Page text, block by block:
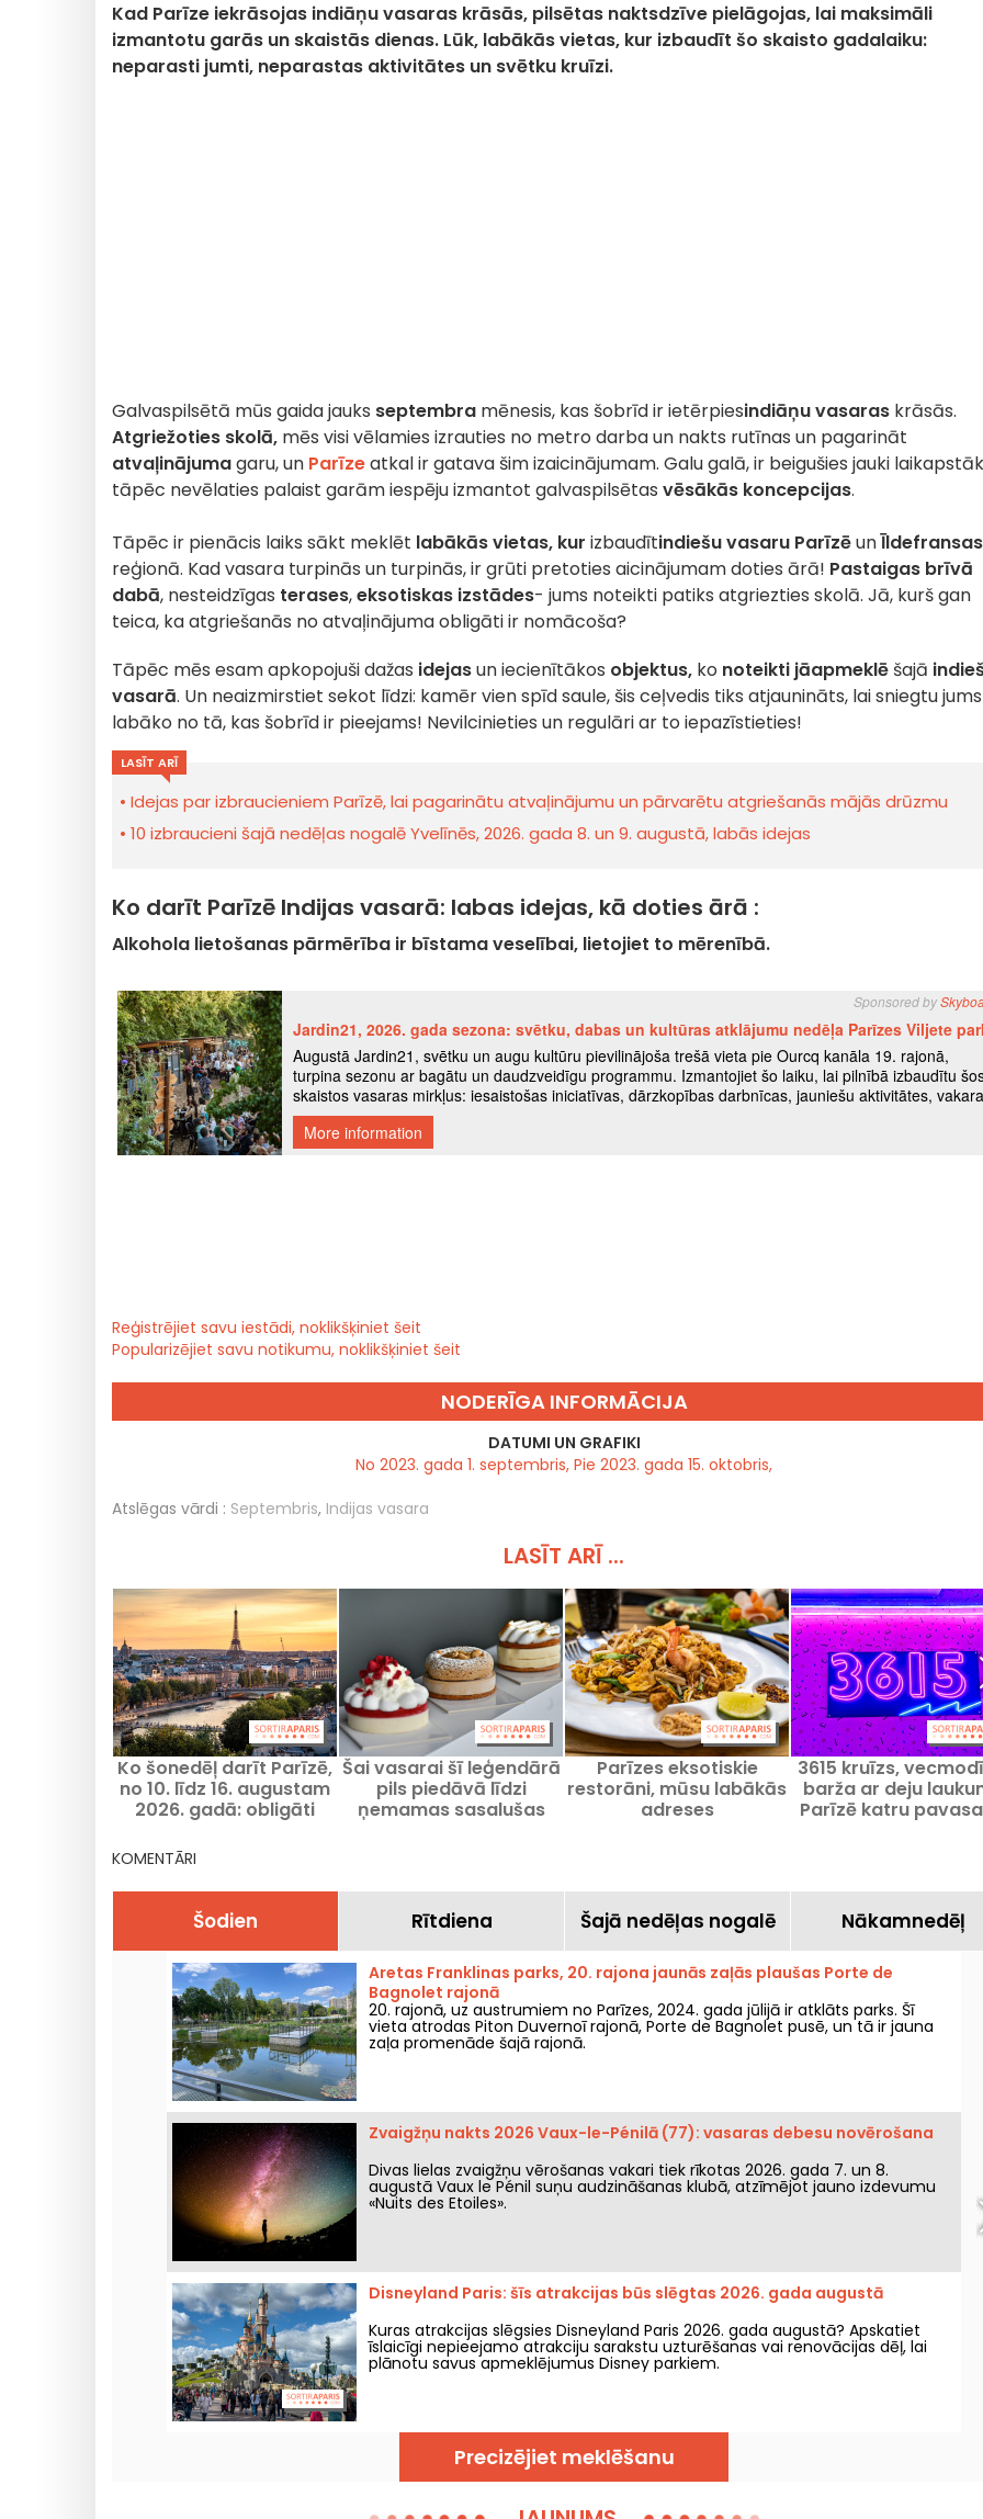
Kad Parīze iekrāsojas indiāņu vasaras krāsās, pilsētas naktsdzīve pielāgojas, lai maksimāli
izmantotu garās un skaistās dienas. Lūk, labākās vietas, kur izbaudīt šo skaisto gadalaiku:
neparasti jumti, neparastas aktivitātes un svētku kruīzi.
Galvaspilsētā mūs gaida jauks septembra mēnesis, kas šobrīd ir ietērpiesindiāņu vasaras krāsās.
Atgriežoties skolā, mēs visi vēlamies izrauties no metro darba un nakts rutīnas un pagarināt
atvaļinājumagaru, un Parīzeatkal ir gatava šim izaicinājumam. Galu galā, ir beigušies jauki
tāpēc nevēlaties palaist garām iespēju izmantot galvaspilsētas vēsākās koncepcijas.
Tāpēc ir pienācis laiks sākt meklēt labākās vietas, kur izbaudītindiešu vasaru ParīzēunĪldefransas
reģionā. Kad vasara turpinās un turpinās, ir grūti pretoties aicinājumam doties ārā! Pastaigas brīvā
dabā, nesteidzīgas terases,eksotiskas izstādes- jums noteikti patiks atgriezties skolā. Jā, kurš gan
teica, ka atgriešanās no atvaļinājuma obligāti ir nomācoša?
Tāpēc mēs esam apkopojuši dažas idejasun iecienītākos objektus, ko noteikti jāapmeklē šajā
vasarā. Un neaizmirstiet sekot līdzi: kamēr vien spīd saule, šis ceļvedis tiks atjaunināts, lai sniegtu jums
labāko no tā, kas šobrīd ir pieejams! Nevilcinieties un regulāri ar to iepazīstieties!
LASĪT ARĪ
Idejas par izbraucieniem Parīzē, lai pagarinātu atvaļinājumu un pārvarētu atgriešanās mājās drūzmu
10 izbraucieni šajā nedēļas nogalē Yvelīnēs, 2026. gada 8. un 9. augustā, labās idejas
Ko darīt Parīzē Indijas vasarā: labas idejas, kā doties ārā :
Alkohola lietošanas pārmērība ir bīstama veselībai, lietojiet to mērenībā.
Reģistrējiet savu iestādi, noklikšķiniet šeit
Popularizējiet savu notikumu, noklikšķiniet šeit
NODERĪGA INFORMĀCIJA
DATUMI UN GRAFIKI
No 2023. gada 1. septembris, Pie 2023. gada 15. oktobris,
Atslēgas vārdi : Septembris, Indijas vasara
LASĪT ARĪ ...
Ko šonedēļ darīt Parīzē,
no 10. līdz 16. augustam
2026. gadā: obligāti
Šai vasarai šī leģendārā
pils piedāvā līdzi
ņemamas sasalušas
Parīzes eksotiskie
restorāni, mūsu labākās
adreses
3615 kruīzs,
barža ar deju
Parīzē katru
KOMENTĀRI
Šodien Rītdiena Šajā nedēļas nogalē Nākamnedēļ
Aretas Franklinas parks, 20. rajona jaunās zaļās plaušas Porte de
Bagnolet rajonā
20. rajonā, uz austrumiem no Parīzes, 2024. gada jūlijā ir atklāts parks. Šī
vieta atrodas Piton Duvernoī rajonā, Porte de Bagnolet pusē, un tā ir jauna
zaļa promenāde šajā rajonā.
Zvaigžņu nakts 2026 Vaux-le-Pénilā (77): vasaras debesu novērošana
Divas lielas zvaigžņu vērošanas vakari tiek rīkotas 2026. gada 7. un 8.
augustā Vaux le Pénil suņu audzināšanas klubā, atzīmējot jauno izdevumu
«Nuits des Etoiles».
Disneyland Paris: šīs atrakcijas būs slēgtas 2026. gada augustā
Kuras atrakcijas slēgsies Disneyland Paris 2026. gada augustā? Apskatiet
īslaicīgi nepieejamo atrakciju sarakstu uzturēšanas vai renovācijas dēļ, lai
plānotu savus apmeklējumus Disney parkiem.
Precizējiet meklēšanu